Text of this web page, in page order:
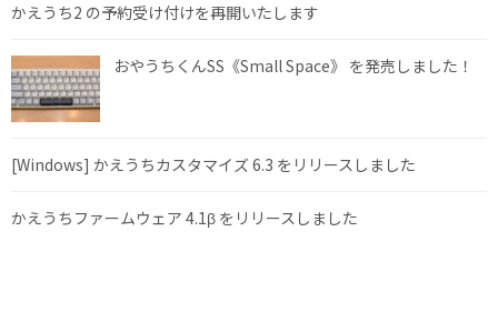
かえうち2 の予約受け付けを再開いたします
おやうちくんSS《Small Space》 を発売しました！
[Windows] かえうちカスタマイズ 6.3 をリリースしました
かえうちファームウェア 4.1β をリリースしました